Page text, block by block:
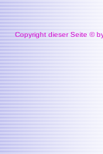
Copyright dieser